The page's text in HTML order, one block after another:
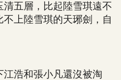
五層，比起陸雪琪遠不
上陸雪琪的天琊劍，自
浩和張小凡還沒被淘